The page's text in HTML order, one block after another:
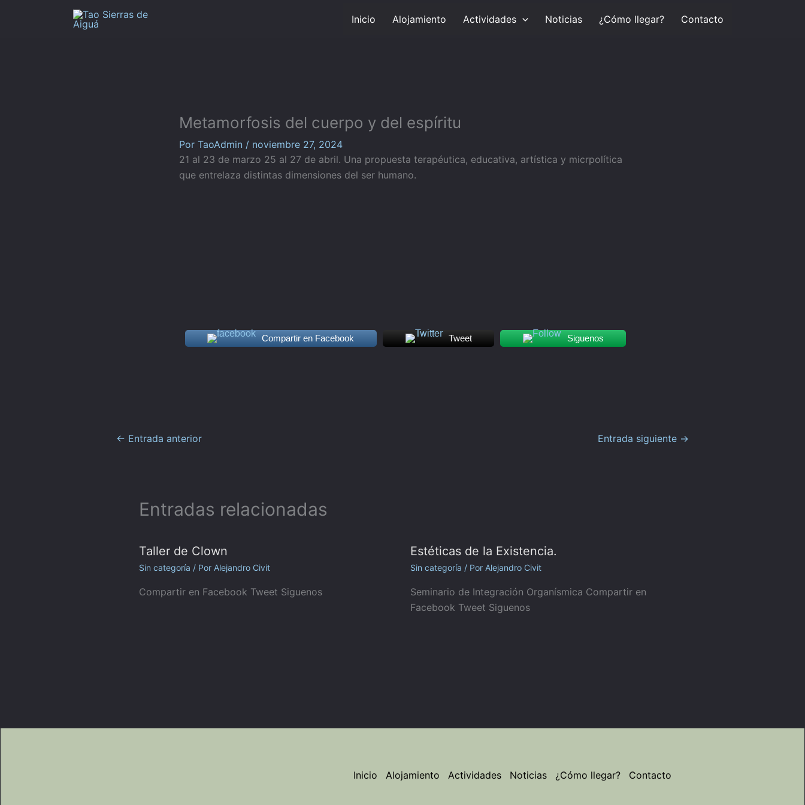
Inicio Alojamiento Actividades Noticias ¿Cómo llegar? Contacto
Metamorfosis del cuerpo y del espíritu
Por TaoAdmin / noviembre 27, 2024
21 al 23 de marzo 25 al 27 de abril. Una propuesta terapéutica, educativa, artística y micrpolítica
que entrelaza distintas dimensiones del ser humano.
Compartir en Facebook Tweet Siguenos
← Entrada anterior Entrada siguiente →
Entradas relacionadas
Taller de Clown
Sin categoría / Por Alejandro Civit
Compartir en Facebook Tweet Siguenos
Estéticas de la Existencia.
Sin categoría / Por Alejandro Civit
Seminario de Integración Organísmica Compartir en
Facebook Tweet Siguenos
Inicio Alojamiento Actividades Noticias ¿Cómo llegar? Contacto